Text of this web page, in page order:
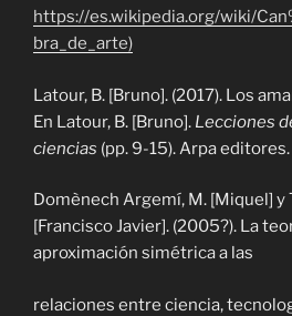
https://es.wikipedia.org/wiki/
bra_de_arte)
Latour, B. [Bruno]. (2017). Los
En Latour, B. [Bruno]. Lecciones
ciencias (pp. 9-15). Arpa editores.
Domènech Argemí, M. [Miquel] y
[Francisco Javier]. (2005?). La
aproximación simétrica a las
relaciones entre ciencia,